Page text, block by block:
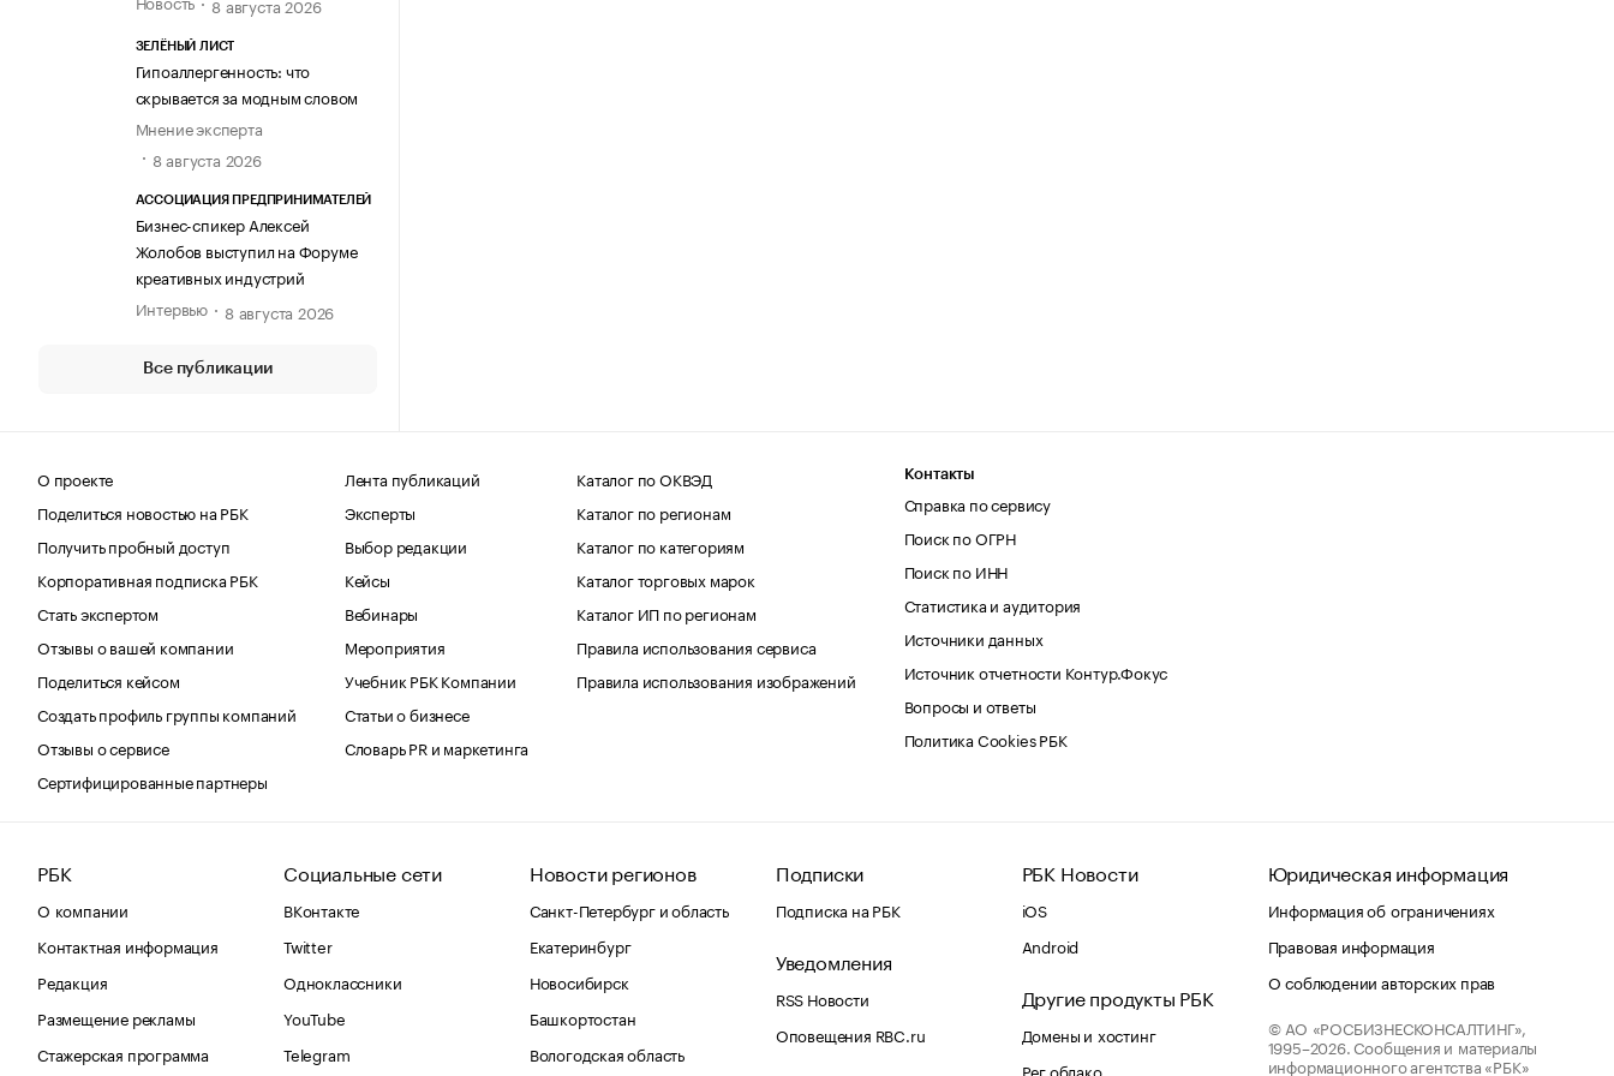
8 августа 2026
ЗЕЛЁНЫЙ ЛИСТ
Гипоаллергенность: что
скрывается за модным словом
Мнение эксперта
8 августа 2026
АССОЦИАЦИЯ ПРЕДПРИНИМАТЕЛЕЙ
Бизнес-спикер Алексей
Жолобов выступил на Форуме
креативных индустрий
Интервью
8 августа 2026
Все публикации
О проекте
Поделиться новостью на РБК
Получить пробный доступ
Корпоративная подписка РБК
Стать экспертом
Отзывы о вашей компании
Поделиться кейсом
Создать профиль группы компаний
Отзывы о сервисе
Сертифицированные партнеры
Лента публикаций
Эксперты
Выбор редакции
Кейсы
Вебинары
Мероприятия
Учебник РБК Компании
Статьи о бизнесе
Словарь PR и маркетинга
Каталог по ОКВЭД
Каталог по регионам
Каталог по категориям
Каталог торговых марок
Каталог ИП по регионам
Правила использования сервиса
Правила использования изображений
Контакты
Справка по сервису
Поиск по ОГРН
Поиск по ИНН
Статистика и аудитория
Источники данных
Источник отчетности Контур.Фокус
Вопросы и ответы
Политика Cookies РБК
РБК
О компании
Контактная информация
Редакция
Размещение рекламы
Стажерская программа
Социальные сети
ВКонтакте
Twitter
Одноклассники
YouTube
Telegram
Новости регионов
Санкт-Петербург и область
Екатеринбург
Новосибирск
Башкортостан
Вологодская область
Подписки
Подписка на РБК
Уведомления
RSS Новости
Оповещения RBC.ru
РБК Новости
iOS
Android
Другие продукты РБК
Домены и хостинг
Рег.облако
Юридическая информация
Информация об ограничениях
Правовая информация
О соблюдении авторских прав
© АО «РОСБИЗНЕСКОНСАЛТИНГ»,
1995–2026. Сообщения и материалы
информационного агентства «РБК»